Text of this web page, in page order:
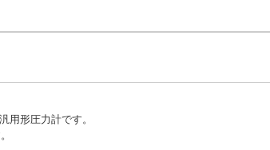
計
り
もの
用形圧力計です。